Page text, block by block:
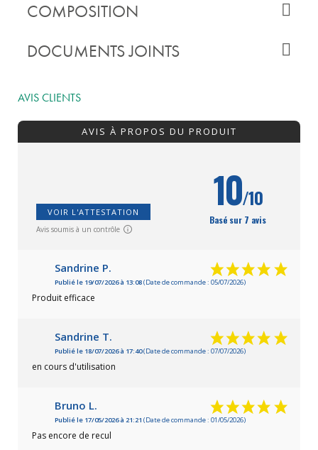
COMPOSITION
DOCUMENTS JOINTS
AVIS CLIENTS
AVIS À PROPOS DU PRODUIT
VOIR L'ATTESTATION
Avis soumis à un contrôle
10/10
Basé sur 7 avis
Sandrine P.
Publié le 19/07/2026 à 13:08(Date de commande : 05/07/2026)
Produit efficace
Sandrine T.
Publié le 18/07/2026 à 17:40(Date de commande : 07/07/2026)
en cours d'utilisation
Bruno L.
Publié le 17/05/2026 à 21:21 (Date de commande : 01/05/2026)
Pas encore de recul